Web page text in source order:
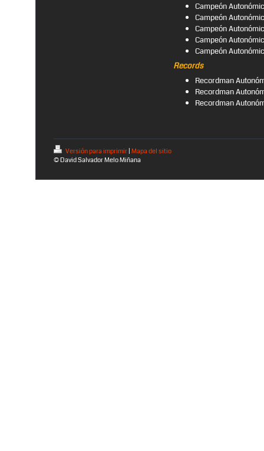
Campeón
Campeón
Campeón
Campeón
Campeón
Records
Recordman
Recordman
Recordman
Versión para imprimir Mapa del sitio
© David Salvador Melo Miñana